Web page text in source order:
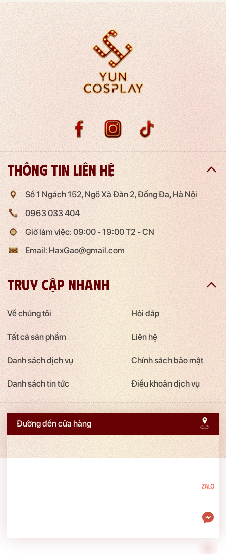
Thông tin liên hệ
Số 1 Ngách 152, Ngõ Xã Đàn 2, Đống Đa, Hà Nội
0963 033 404
Giờ làm việc: 09:00 - 19:00 T2 - CN
Email: HaxGao@gmail.com
Truy cập nhanh
Về chúng tôi Hỏi đáp
Tất cả sản phẩm Liên hệ
Danh sách dịch vụ Chính sách bảo mật
Danh sách tin tức Điều khoản dịch vụ
Đường đến cửa hàng